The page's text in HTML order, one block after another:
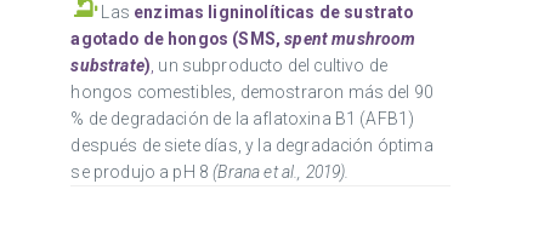
Las enzimas ligninolíticas de sustrato
agotado de hongos (SMS,spent mushroom
substrate) un subproducto del cultivo de
hongos comestibles, demostraron más del 90
% de degradación de la aflatoxina B1 (AFB1)
después de siete días, y la degradación óptima
se produjo a pH 8(Brana et al., 2019).